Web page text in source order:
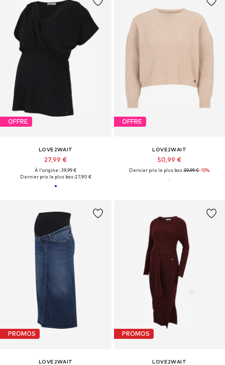
OFFRE
LOVE2WAIT
27,99 €
À l'origine : 39,99 €
Dernier prix le plus bas :27,90 €
OFFRE
LOVE2WAIT
50,99 €
Dernier prix le plus bas :59,99 €-15%
PROMOS
LOVE2WAIT
PROMOS
LOVE2WAIT